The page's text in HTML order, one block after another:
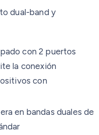
dual-band y
con 2 puertos
la conexión
con
en bandas duales de